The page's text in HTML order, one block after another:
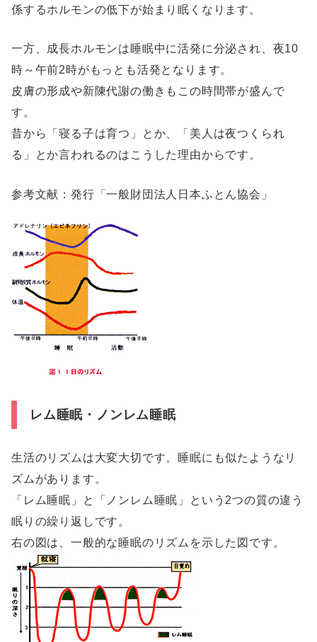
係するホルモンの低下が始まり眠くなります。
一方、成長ホルモンは睡眠中に活発に分泌され、夜10
時～午前2時がもっとも活発となります。
皮膚の形成や新陳代謝の働きもこの時間帯が盛んで
す。
昔から「寝る子は育つ」とか、「美人は夜つくられ
る」とか言われるのはこうした理由からです。
参考文献：発行「一般財団法人日本ふとん協会」
レム睡眠・ノンレム睡眠
生活のリズムは大変大切です。睡眠にも似たようなリ
ズムがあります。
「レム睡眠」と「ノンレム睡眠」という2つの質の違う
眠りの繰り返しです。
右の図は、一般的な睡眠のリズムを示した図です。